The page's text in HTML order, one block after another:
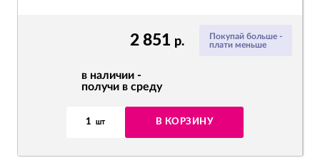
Покупай больше -
плати меньше
2 851 р.
в наличии -
получи в среду
1 шт В КОРЗИНУ